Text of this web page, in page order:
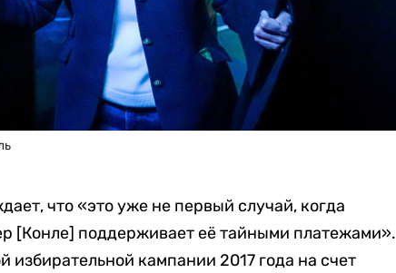
что «это уже не первый случай, когда
[Конле] поддерживает её тайными платежами».
избирательной кампании 2017 года на счет